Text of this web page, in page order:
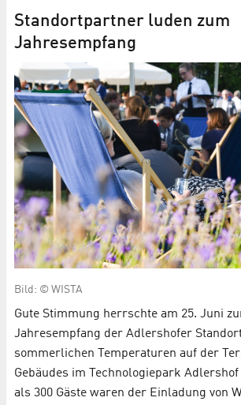
Standortpartner luden zum
Jahresempfang
Bild: © WISTA
Gute Stimmung herrschte am 25. Juni
Jahresempfang der Adlershofer
sommerlichen Temperaturen auf der
Gebäudes im Technologiepark
als 300 Gäste waren der Einladung von